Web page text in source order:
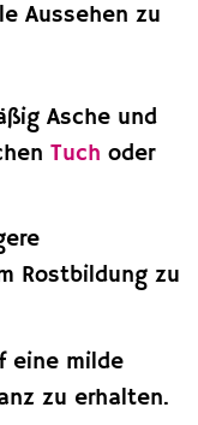
Aussehen zu
Asche und
Tuch oder
Rostbildung zu
eine milde
zu erhalten.